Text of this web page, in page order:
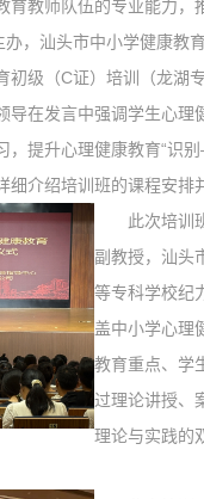
教师队伍的专业能力，
办，汕头市中小学健康教
初级（C证）培训（龙湖
导在发言中强调学生心
，提升心理健康教育“
细介绍培训班的课程安
此次培训
副教授，汕头
等专科学校纪
盖中小学心理
教育重点、学
过理论讲授、
理论与实践的